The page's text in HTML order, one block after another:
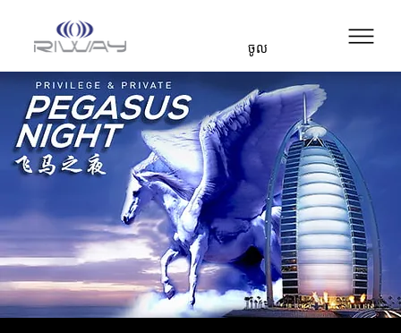
ចូល